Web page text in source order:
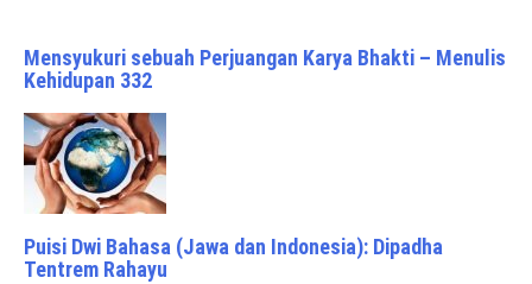
Mensyukuri sebuah Perjuangan Karya Bhakti – Menulis
Kehidupan 332
Puisi Dwi Bahasa (Jawa dan Indonesia): Dipadha
Tentrem Rahayu